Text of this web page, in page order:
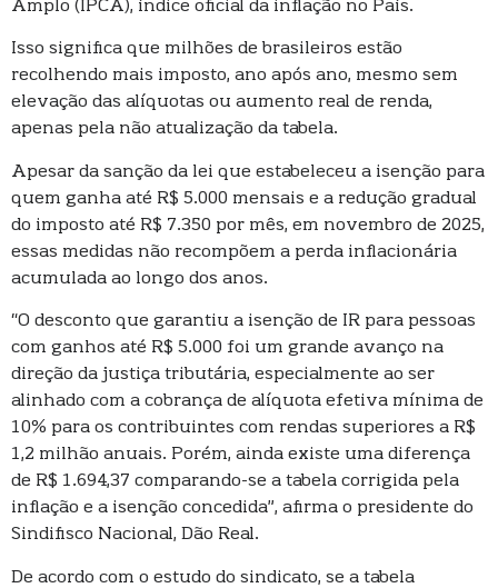
Amplo (IPCA), índice oficial da inflação no País.
Isso significa que milhões de brasileiros estão
recolhendo mais imposto, ano após ano, mesmo sem
elevação das alíquotas ou aumento real de renda,
apenas pela não atualização da tabela.
Apesar da sanção da lei que estabeleceu a isenção para
quem ganha até R$ 5.000 mensais e a redução gradual
do imposto até R$ 7.350 por mês, em novembro de 2025,
essas medidas não recompõem a perda inflacionária
acumulada ao longo dos anos.
“O desconto que garantiu a isenção de IR para pessoas
com ganhos até R$ 5.000 foi um grande avanço na
direção da justiça tributária, especialmente ao ser
alinhado com a cobrança de alíquota efetiva mínima de
10% para os contribuintes com rendas superiores a R$
1,2 milhão anuais. Porém, ainda existe uma diferença
de R$ 1.694,37 comparando-se a tabela corrigida pela
inflação e a isenção concedida”, afirma o presidente do
Sindifisco Nacional, Dão Real.
De acordo com o estudo do sindicato, se a tabela